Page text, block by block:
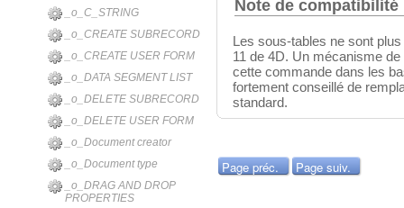
_o_C_STRING
_o_CREATE SUBRECORD
_o_CREATE USER FORM
_o_DATA SEGMENT LIST
_o_DELETE SUBRECORD
_o_DELETE USER FORM
_o_Document creator
_o_Document type
_o_DRAG AND DROP
PROPERTIES
Note de compatibilité
Les sous-tables ne sont
11 de 4D. Un mécanisme
cette commande dans les
fortement conseillé de
standard.
Page préc. Page suiv.